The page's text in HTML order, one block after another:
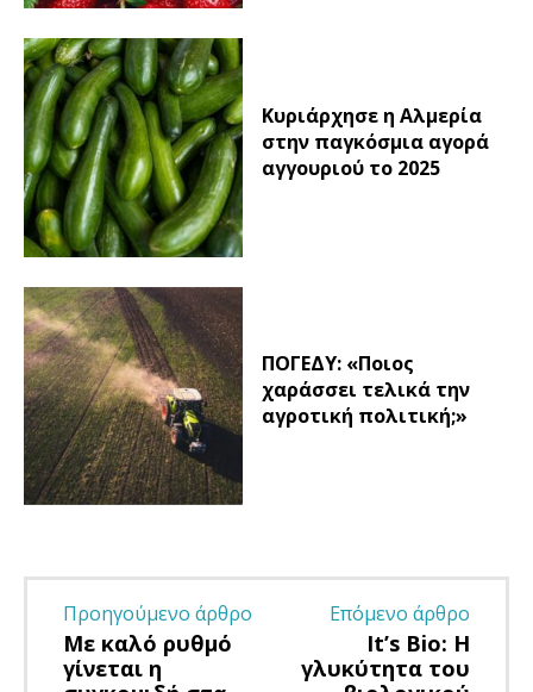
Κυριάρχησε η Αλμερία
στην παγκόσμια αγορά
αγγουριού το 2025
ΠΟΓΕΔΥ: «Ποιος
χαράσσει τελικά την
αγροτική πολιτική;»
Προηγούμενο άρθρο
Με καλό ρυθμό
γίνεται η
Επόμενο άρθρο
It’s Bio: Η
γλυκύτητα του